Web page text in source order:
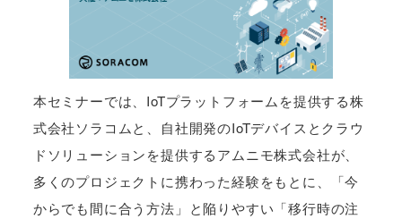
本セミナーでは、IoTプラットフォームを提供する株
式会社ソラコムと、自社開発のIoTデバイスとクラウ
ドソリューションを提供するアムニモ株式会社が、
多くのプロジェクトに携わった経験をもとに、「今
からでも間に合う方法」と陥りやすい「移行時の注